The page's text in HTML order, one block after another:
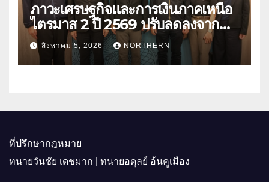
ภาวะเศรษฐกิจและการเงินภาคเหนือ
ไตรมาส 2 ปี 2569 ปรับลดลงจาก
ราคาพลังงาน ค่าครองชีพ
สิงหาคม 5, 2026 NORTHERN
ที่ปรึกษากฎหมาย
ทนายวันชัย เดชมาก | ทนายอดุลย์ อ้นคูเมือง